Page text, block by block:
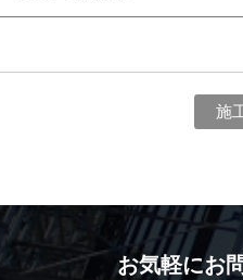
施
お気軽にお